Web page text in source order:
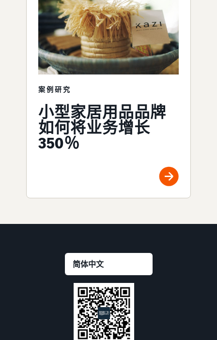
案例研究
小型家居用品品牌
如何将业务增长
350％